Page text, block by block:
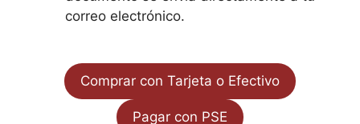
correo electrónico.
Comprar con Tarjeta o Efectivo
Pagar con PSE